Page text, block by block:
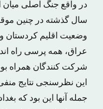
در واقع جنگ اصلی میان
سال گذشته در چنین
وضعیت اقلیم کردستان
شرکت کنندگان همراه
این نظرسنجی نتایج
جمله آنها این بود که